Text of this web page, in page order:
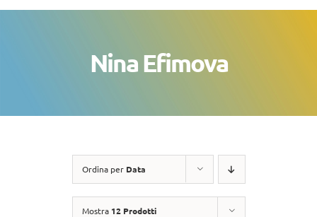
Nina Efimova
Ordina per Data
Mostra 12 Prodotti